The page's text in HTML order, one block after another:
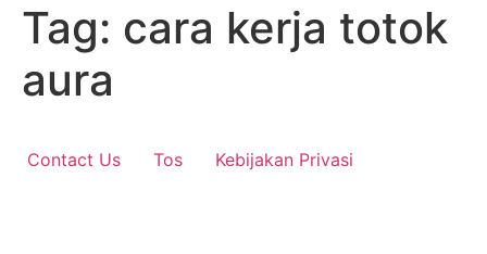
Tag: cara kerja totok
aura
Contact Us Tos Kebijakan Privasi